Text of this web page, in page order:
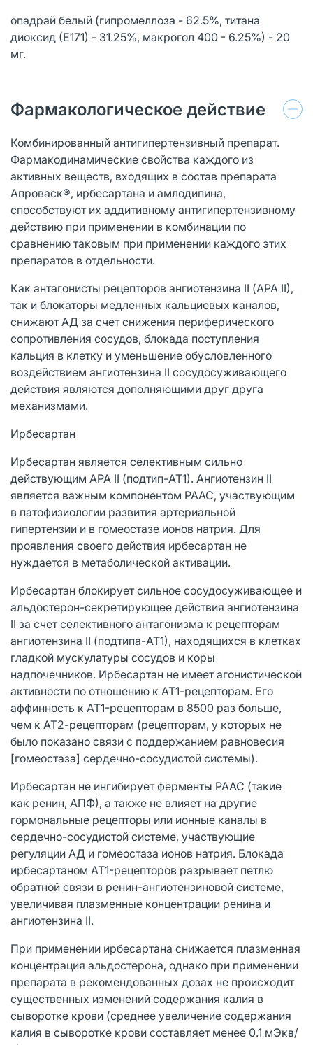
опадрай белый (гипромеллоза - 62.5%, титана
диоксид (Е171) - 31.25%, макрогол 400 - 6.25%) - 20
мг.
Фармакологическое действие
Комбинированный антигипертензивный препарат.
Фармакодинамические свойства каждого из
активных веществ, входящих в состав препарата
Апроваcк®, ирбесартана и амлодипина,
способствуют их аддитивному антигипертензивному
действию при применении в комбинации по
сравнению таковым при применении каждого этих
препаратов в отдельности.
Как антагонисты рецепторов ангиотензина II (АРА II),
так и блокаторы медленных кальциевых каналов,
снижают АД за счет снижения периферического
сопротивления сосудов, блокада поступления
кальция в клетку и уменьшение обусловленного
воздействием ангиотензина II сосудосуживающего
действия являются дополняющими друг друга
механизмами.
Ирбесартан
Ирбесартан является селективным сильно
действующим АРА II (подтип-AT1). Ангиотензин II
является важным компонентом РААС, участвующим
в патофизиологии развития артериальной
гипертензии и в гомеостазе ионов натрия. Для
проявления своего действия ирбесартан не
нуждается в метаболической активации.
Ирбесартан блокирует сильное сосудосуживающее и
альдостерон-секретирующее действия ангиотензина
II за счет селективного антагонизма к рецепторам
ангиотензина II (подтипа-AT1), находящихся в клетках
гладкой мускулатуры сосудов и коры
надпочечников. Ирбесартан не имеет агонистической
активности по отношению к АТ1-рецепторам. Его
аффинность к AT1-рецепторам в 8500 раз больше,
чем к АТ2-рецепторам (рецепторам, у которых не
было показано связи с поддержанием равновесия
[гомеостаза] сердечно-сосудистой системы).
Ирбесартан не ингибирует ферменты РААС (такие
как ренин, АПФ), а также не влияет на другие
гормональные рецепторы или ионные каналы в
сердечно-сосудистой системе, участвующие
регуляции АД и гомеостаза ионов натрия. Блокада
ирбесартаном AT1-рецепторов разрывает петлю
обратной связи в ренин-ангиотензиновой системе,
увеличивая плазменные концентрации ренина и
ангиотензина II.
При применении ирбесартана снижается плазменная
концентрация альдостерона, однако при применении
препарата в рекомендованных дозах не происходит
существенных изменений содержания калия в
сыворотке крови (среднее увеличение содержания
калия в сыворотке крови составляет менее 0.1 мЭкв/